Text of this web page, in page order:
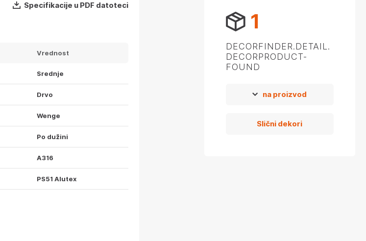
Specifikacije u PDF datoteci
Vrednost
Srednje
Drvo
Wenge
Po dužini
A316
PS51 Alutex
1
DECORFINDER.DETAIL.
DECORPRODUCT-
FOUND
na proizvod
Slični dekori